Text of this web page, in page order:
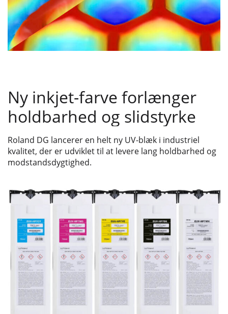
Ny inkjet-farve forlænger
holdbarhed og slidstyrke
Roland DG lancerer en helt ny UV-blæk i industriel
kvalitet, der er udviklet til at levere lang holdbarhed og
modstandsdygtighed.